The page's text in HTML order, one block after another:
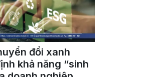
đổi xanh
khả năng “sinh